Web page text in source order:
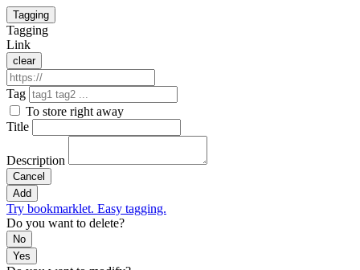
Tagging
Tagging
Link
clear
Tag
To store right away
Title
Description
Cancel
Add
Try bookmarklet. Easy tagging.
Do you want to delete?
No
Yes